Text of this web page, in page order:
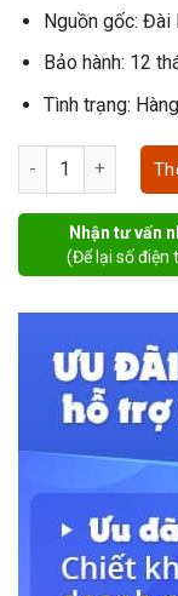
Nguồn gốc: Đài
Bảo hành: 12
Tình trạng:
Van góc phòng
Nhận tư vấn
(Để lại số điện